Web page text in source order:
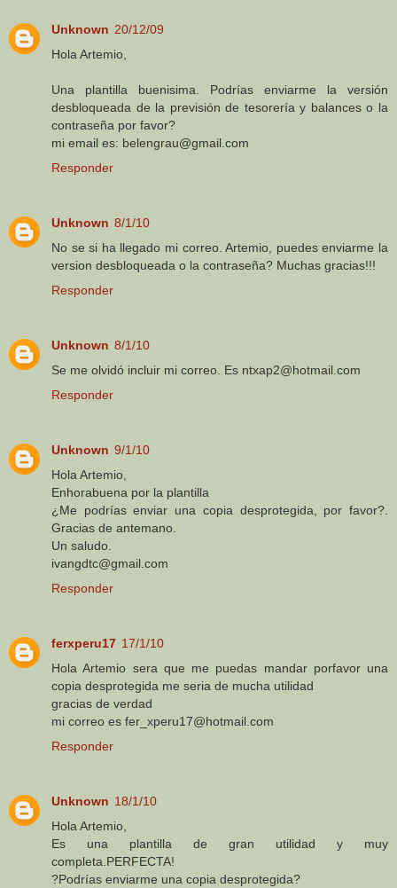
Unknown 20/12/09
Hola Artemio,
Una plantilla buenisima. Podrías enviarme la versión
desbloqueada de la previsión de tesorería y balances o la
contraseña por favor?
mi email es: belengrau@gmail.com
Responder
Unknown 8/1/10
No se si ha llegado mi correo. Artemio, puedes enviarme la
version desbloqueada o la contraseña? Muchas gracias!!!
Responder
Unknown 8/1/10
Se me olvidó incluir mi correo. Es ntxap2@hotmail.com
Responder
Unknown 9/1/10
Hola Artemio,
Enhorabuena por la plantilla
¿Me podrías enviar una copia desprotegida, por favor?.
Gracias de antemano.
Un saludo.
ivangdtc@gmail.com
Responder
ferxperu17 17/1/10
Hola Artemio sera que me puedas mandar porfavor una
copia desprotegida me seria de mucha utilidad
gracias de verdad
mi correo es fer_xperu17@hotmail.com
Responder
Unknown 18/1/10
Hola Artemio,
Es una plantilla de gran utilidad y muy
completa.PERFECTA!
?Podrías enviarme una copia desprotegida?